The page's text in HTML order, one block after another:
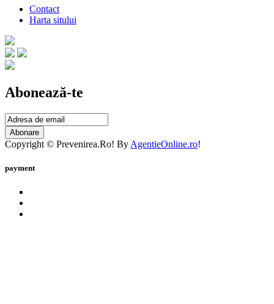
Contact
Harta sitului
Abonează-te
Abonare
Copyright © Prevenirea.Ro! By AgentieOnline.ro!
payment